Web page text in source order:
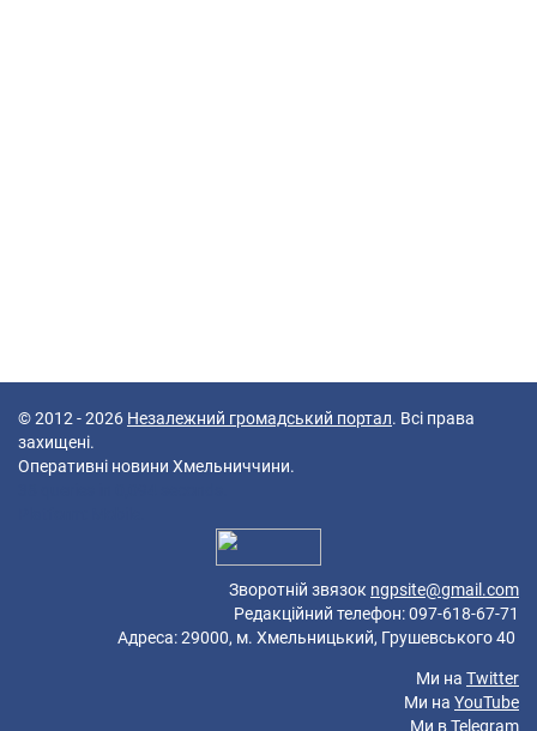
© 2012 - 2026 Незалежний громадський портал. Всі права
захищені.
Оперативні новини Хмельниччини.
Зворотній звязок ngpsite@gmail.com
Редакційний телефон: 097-618-67-71
Адреса: 29000, м. Хмельницький, Грушевського 40
Ми на Twitter
Ми на YouTube
Ми вTelegram